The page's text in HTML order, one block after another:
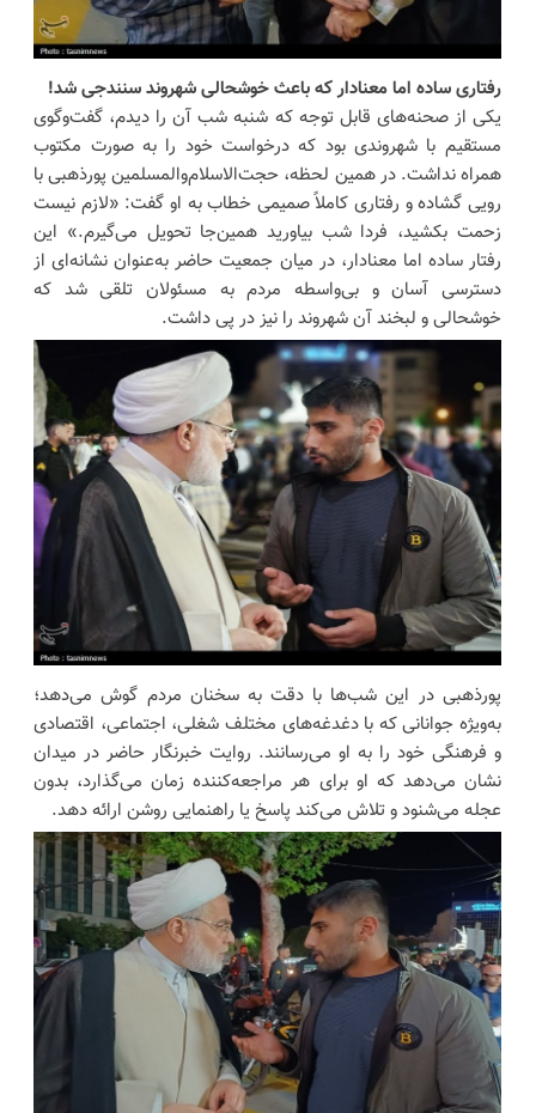
رفتاری ساده اما معنادار که باعث خوشحالی شهروند سنندجی شد!
یکی از صحنه‌های قابل توجه که شنبه شب آن را دیدم، گفت‌وگوی
مستقیم با شهروندی بود که درخواست خود را به صورت مکتوب
همراه نداشت. در همین لحظه، حجت‌الاسلام‌والمسلمین پورذهبی با
رویی گشاده و رفتاری کاملاً صمیمی خطاب به او گفت: «لازم نیست
زحمت بکشید، فردا شب بیاورید همین‌جا تحویل می‌گیرم.» این
رفتار ساده اما معنادار، در میان جمعیت حاضر به‌عنوان نشانه‌ای از
دسترسی آسان و بی‌واسطه مردم به مسئولان تلقی شد که
خوشحالی و لبخند آن شهروند را نیز در پی داشت.
پورذهبی در این شب‌ها با دقت به سخنان مردم گوش می‌دهد؛
به‌ویژه جوانانی که با دغدغه‌های مختلف شغلی، اجتماعی، اقتصادی
و فرهنگی خود را به او می‌رسانند. روایت خبرنگار حاضر در میدان
نشان می‌دهد که او برای هر مراجعه‌کننده زمان می‌گذارد، بدون
عجله می‌شنود و تلاش می‌کند پاسخ یا راهنمایی روشن ارائه دهد.